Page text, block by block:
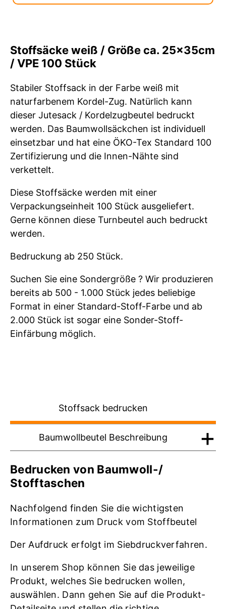
Stoffsäcke weiß / Größe ca. 25x35cm
/ VPE 100 Stück
Stabiler Stoffsack in der Farbe weiß mit
naturfarbenem Kordel-Zug. Natürlich kann
dieser Jutesack / Kordelzugbeutel bedruckt
werden. Das Baumwollsäckchen ist individuell
einsetzbar und hat eine ÖKO-Tex Standard 100
Zertifizierung und die Innen-Nähte sind
verkettelt.
Diese Stoffsäcke werden mit einer
Verpackungseinheit 100 Stück ausgeliefert.
Gerne können diese Turnbeutel auch bedruckt
werden.
Bedruckung ab 250 Stück.
Suchen Sie eine Sondergröße ? Wir produzieren
bereits ab 500 - 1.000 Stück jedes beliebige
Format in einer Standard-Stoff-Farbe und ab
2.000 Stück ist sogar eine Sonder-Stoff-
Einfärbung möglich.
Stoffsack bedrucken
Baumwollbeutel Beschreibung
Bedrucken von Baumwoll-/
Stofftaschen
Nachfolgend finden Sie die wichtigsten
Informationen zum Druck vom Stoffbeutel
Der Aufdruck erfolgt im Siebdruckverfahren.
In unserem Shop können Sie das jeweilige
Produkt, welches Sie bedrucken wollen,
auswählen. Dann gehen Sie auf die Produkt-